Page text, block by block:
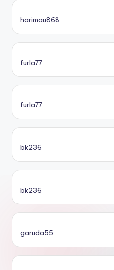
harimau868
furla77
furla77
bk236
bk236
garuda55